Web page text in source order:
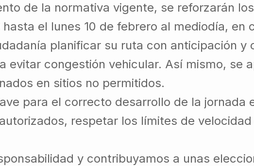
de la normativa vigente, se reforzarán
el lunes 10 de febrero al mediodía, en
planificar su ruta con anticipación
evitar congestión vehicular. Así mismo, se
en sitios no permitidos.
para el correcto desarrollo de la jornada
respetar los límites de
y contribuyamos a unas